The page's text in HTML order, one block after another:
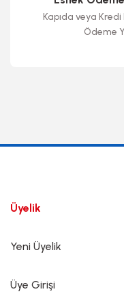
Kapıda veya Kredi
Ödeme
Üyelik
Yeni Üyelik
Üye Girişi